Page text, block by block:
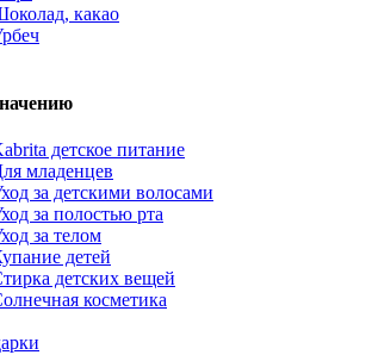
какао
детское питание
младенцев
за детскими волосами
за полостью рта
за телом
детей
детских вещей
косметика